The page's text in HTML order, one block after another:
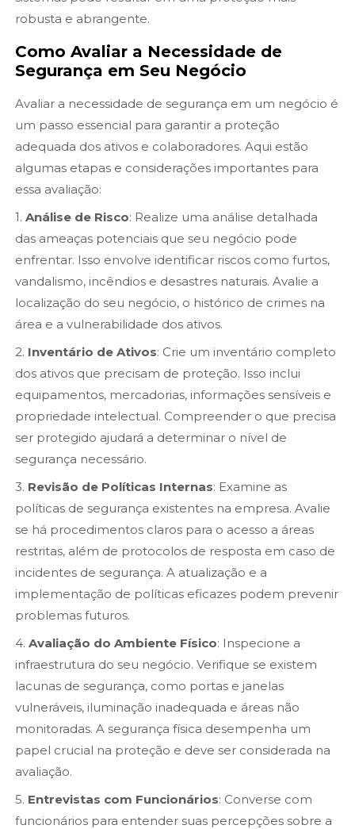
robusta e abrangente.
Como Avaliar a Necessidade de
Segurança em Seu Negócio
Avaliar a necessidade de segurança em um negócio é
um passo essencial para garantir a proteção
adequada dos ativos e colaboradores. Aqui estão
algumas etapas e considerações importantes para
essa avaliação:
1.Análise de Risco: Realize uma análise detalhada
das ameaças potenciais que seu negócio pode
enfrentar. Isso envolve identificar riscos como furtos,
vandalismo, incêndios e desastres naturais. Avalie a
localização do seu negócio, o histórico de crimes na
área e a vulnerabilidade dos ativos.
2. Inventário de Ativos: Crie um inventário completo
dos ativos que precisam de proteção. Isso inclui
equipamentos, mercadorias, informações sensíveis e
propriedade intelectual. Compreender o que precisa
ser protegido ajudará a determinar o nível de
segurança necessário.
3. Revisão de Políticas Internas: Examine as
políticas de segurança existentes na empresa. Avalie
se há procedimentos claros para o acesso a áreas
restritas, além de protocolos de resposta em caso de
incidentes de segurança. A atualização e a
implementação de políticas eficazes podem prevenir
problemas futuros.
4.Avaliação do Ambiente Físico: Inspecione a
infraestrutura do seu negócio. Verifique se existem
lacunas de segurança, como portas e janelas
vulneráveis, iluminação inadequada e áreas não
monitoradas. A segurança física desempenha um
papel crucial na proteção e deve ser considerada na
avaliação.
5. Entrevistas com Funcionários: Converse com
funcionários para entender suas percepções sobre a